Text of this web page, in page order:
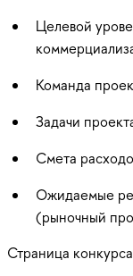
Целевой
Команда
Задачи
Смета
Ожидаемые
(рыночный
Страница конкурса